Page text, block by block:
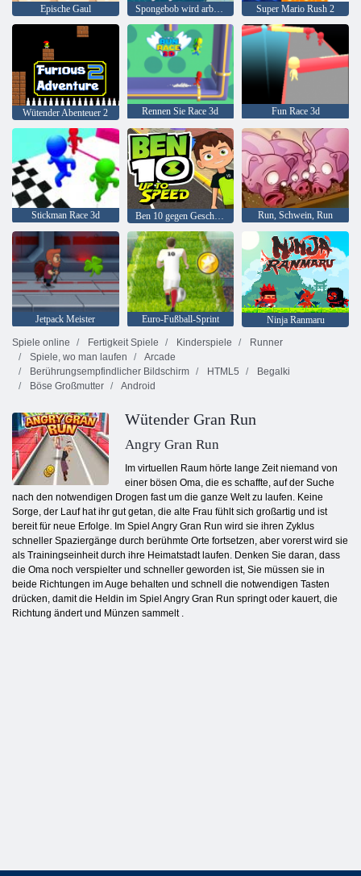
Epische Gaul Spongebob wird arbeiten Super Mario Rush 2
Wütender Abenteuer 2 Rennen Sie Race 3d Fun Race 3d
Stickman Race 3d Ben 10 gegen Geschwindigkeit Run, Schwein, Run
Jetpack Meister Euro-Fußball-Sprint
Ninja Ranmaru
Spiele online
Fertigkeit Spiele Kinderspiele
Runner
Spiele, wo man laufen
Arcade
Berührungsempfindlicher Bildschirm
HTML5
Begalki
Böse Großmutter
Android
Wütender Gran Run
Angry Gran Run
Im virtuellen Raum hörte lange Zeit niemand von
einer bösen Oma, die es schaffte, auf der Suche
nach den notwendigen Drogen fast um die ganze Welt zu laufen. Keine
Sorge, der Lauf hat ihr gut getan, die alte Frau fühlt sich großartig und ist
bereit für neue Erfolge. Im Spiel Angry Gran Run wird sie ihren Zyklus
schneller Spaziergänge durch berühmte Orte fortsetzen, aber vorerst wird sie
als Trainingseinheit durch ihre Heimatstadt laufen. Denken Sie daran, dass
die Oma noch verspielter und schneller geworden ist, Sie müssen sie in
beide Richtungen im Auge behalten und schnell die notwendigen Tasten
drücken, damit die Heldin im Spiel Angry Gran Run springt oder kauert, die
Richtung ändert und Münzen sammelt .